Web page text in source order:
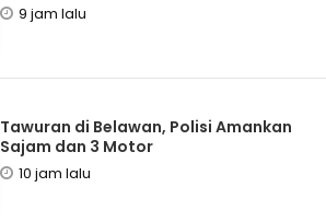
9 jam lalu
Tawuran di Belawan, Polisi Amankan
Sajam dan 3 Motor
10 jam lalu